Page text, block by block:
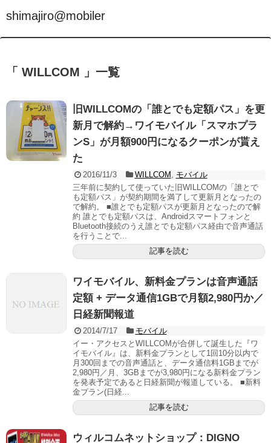
shimajiro@mobiler
「 WILLCOM 」一覧
旧WILLCOMの「誰とでも定額パス」を更
新月で解約→ワイモバイル「スマホプラ
ンS」が月額900円になるクーポンが貰え
た
2016/11/3 WILLCOM
モバイル
三年前に契約して使っていた旧WILLCOMの「誰とで
も定額パス」が契約期間を満了して更新月となったの
で解約。 ■誰とでも定額パスが更新月となったので解
約 誰とでも定額パスは、Androidスマートフォンと
Bluetooth接続のうえ誰とでも定額パス経由で音声通話
を行うことで...
記事を読む
ワイモバイル、新料金プランは音声通話
定額 + データ通信1GBで月額2,980円か／
日経新聞報道
2014/7/17
モバイル
イー・アクセスとWILLCOMが合併して誕生した『ワ
イモバイル』は、新料金プランとして1回10分以内で
月300回までの音声通話と、データ通信料1GBまでが
2,980円／月、3GBまでが3,980円になる新料金プラン
を発表予定であると日経新聞が報道している。 ■新料
金プラン(日経...
記事を読む
ウィルコムネットショップ：DIGNO